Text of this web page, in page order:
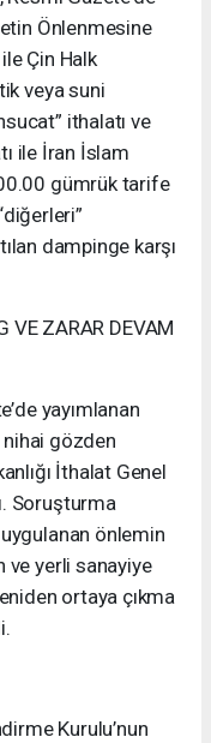
Önlenmesine
Çin Halk
veya suni
ithalatı ve
ile İran İslam
gümrük tarife
dampinge karşı
VE ZARAR DEVAM
yayımlanan
gözden
İthalat Genel
Soruşturma
önlemin
ve yerli sanayiye
ortaya çıkma
Kurulu’nun